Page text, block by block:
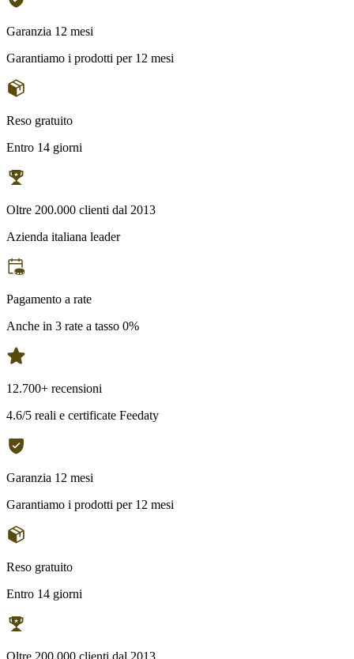
Garanzia 12 mesi
Garantiamo i prodotti per 12 mesi
Reso gratuito
Entro 14 giorni
Oltre 200.000 clienti dal 2013
Azienda italiana leader
Pagamento a rate
Anche in 3 rate a tasso 0%
12.700+ recensioni
4.6/5 reali e certificate Feedaty
Garanzia 12 mesi
Garantiamo i prodotti per 12 mesi
Reso gratuito
Entro 14 giorni
Oltre 200.000 clienti dal 2013